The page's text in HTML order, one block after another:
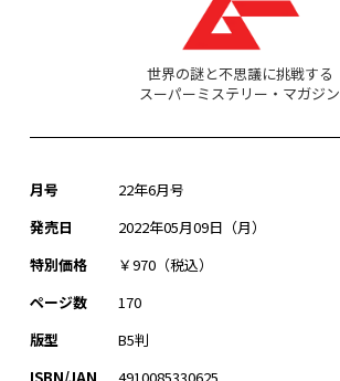
世界の謎と不思議に挑戦する
スーパーミステリー・マガジン
月号
22年6月号
発売日
2022年05月09日（月）
特別価格
￥970（税込）
ページ数
170
版型
B5判